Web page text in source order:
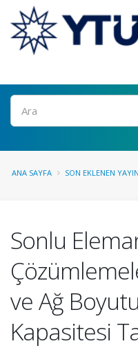
Ara
ANA SAYFA SON EKLENEN
Sonlu
ve Ağ
Kapasitesi